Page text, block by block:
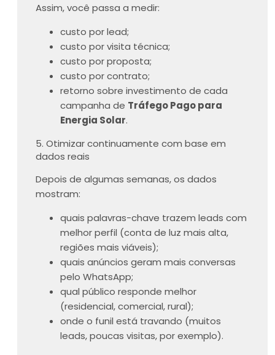
Assim, você passa a medir:
custo por lead;
custo por visita técnica;
custo por proposta;
custo por contrato;
retorno sobre investimento de cada
campanha de Tráfego Pago para
Energia Solar.
5. Otimizar continuamente com base em
dados reais
Depois de algumas semanas, os dados
mostram:
quais palavras-chave trazem leads com
melhor perfil (conta de luz mais alta,
regiões mais viáveis);
quais anúncios geram mais conversas
pelo WhatsApp;
qual público responde melhor
(residencial, comercial, rural);
onde o funil está travando (muitos
leads, poucas visitas, por exemplo).